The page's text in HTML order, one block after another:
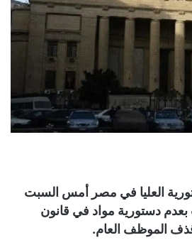
العليا في مصر أمس السبت
دستورية مواد في قانون
الموظف العام.